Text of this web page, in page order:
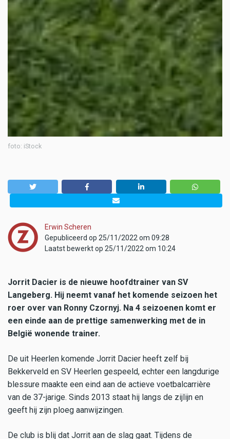
foto: iStock
Erwin Scheren
Gepubliceerd op 25/11/2022 om 09:28
Laatst bewerkt op 25/11/2022 om 10:24
Jorrit Dacier is de nieuwe hoofdtrainer van SV
Langeberg. Hij neemt vanaf het komende seizoen het
roer over van Ronny Czornyj. Na 4 seizoenen komt er
een einde aan de prettige samenwerking met de in
België wonende trainer.
De uit Heerlen komende Jorrit Dacier heeft zelf bij
Bekkerveld en SV Heerlen gespeeld, echter een langdurige
blessure maakte een eind aan de actieve voetbalcarrière
van de 37-jarige. Sinds 2013 staat hij langs de zijlijn en
geeft hij zijn ploeg aanwijzingen.
De club is blij dat Jorrit aan de slag gaat. Tijdens de